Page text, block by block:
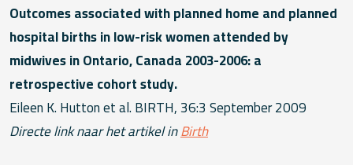
Outcomes associated with planned home and planned
hospital births in low-risk women attended by
midwives in Ontario, Canada 2003-2006: a
retrospective cohort study.
Eileen K. Hutton et al. BIRTH, 36:3 September 2009
Directe link naar het artikel inBirth